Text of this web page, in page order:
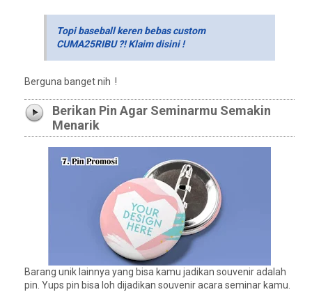
Topi baseball keren bebas custom
CUMA25RIBU ?! Klaim disini !
Berguna banget nih !
Berikan Pin Agar Seminarmu Semakin
Menarik
Barang unik lainnya yang bisa kamu jadikan souvenir adalah
pin. Yups pin bisa loh dijadikan souvenir acara seminar kamu.